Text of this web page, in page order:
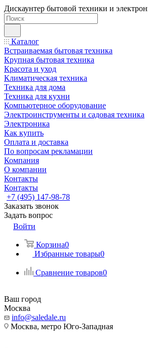
Дискаунтер бытовой техники и
Каталог
Встраиваемая бытовая техника
Крупная бытовая техника
Красота и уход
Климатическая техника
Техника для дома
Техника для кухни
Компьютерное оборудование
Электроинструменты и садовая техника
Электроника
Как купить
Оплата и доставка
По вопросам рекламации
Компания
О компании
Контакты
Контакты
+7 (495) 147-98-78
Заказать звонок
Задать вопрос
Войти
Корзина0
Избранные товары0
Сравнение товаров0
Ваш город
Москва
info@saledale.ru
Москва, метро Юго-Западная